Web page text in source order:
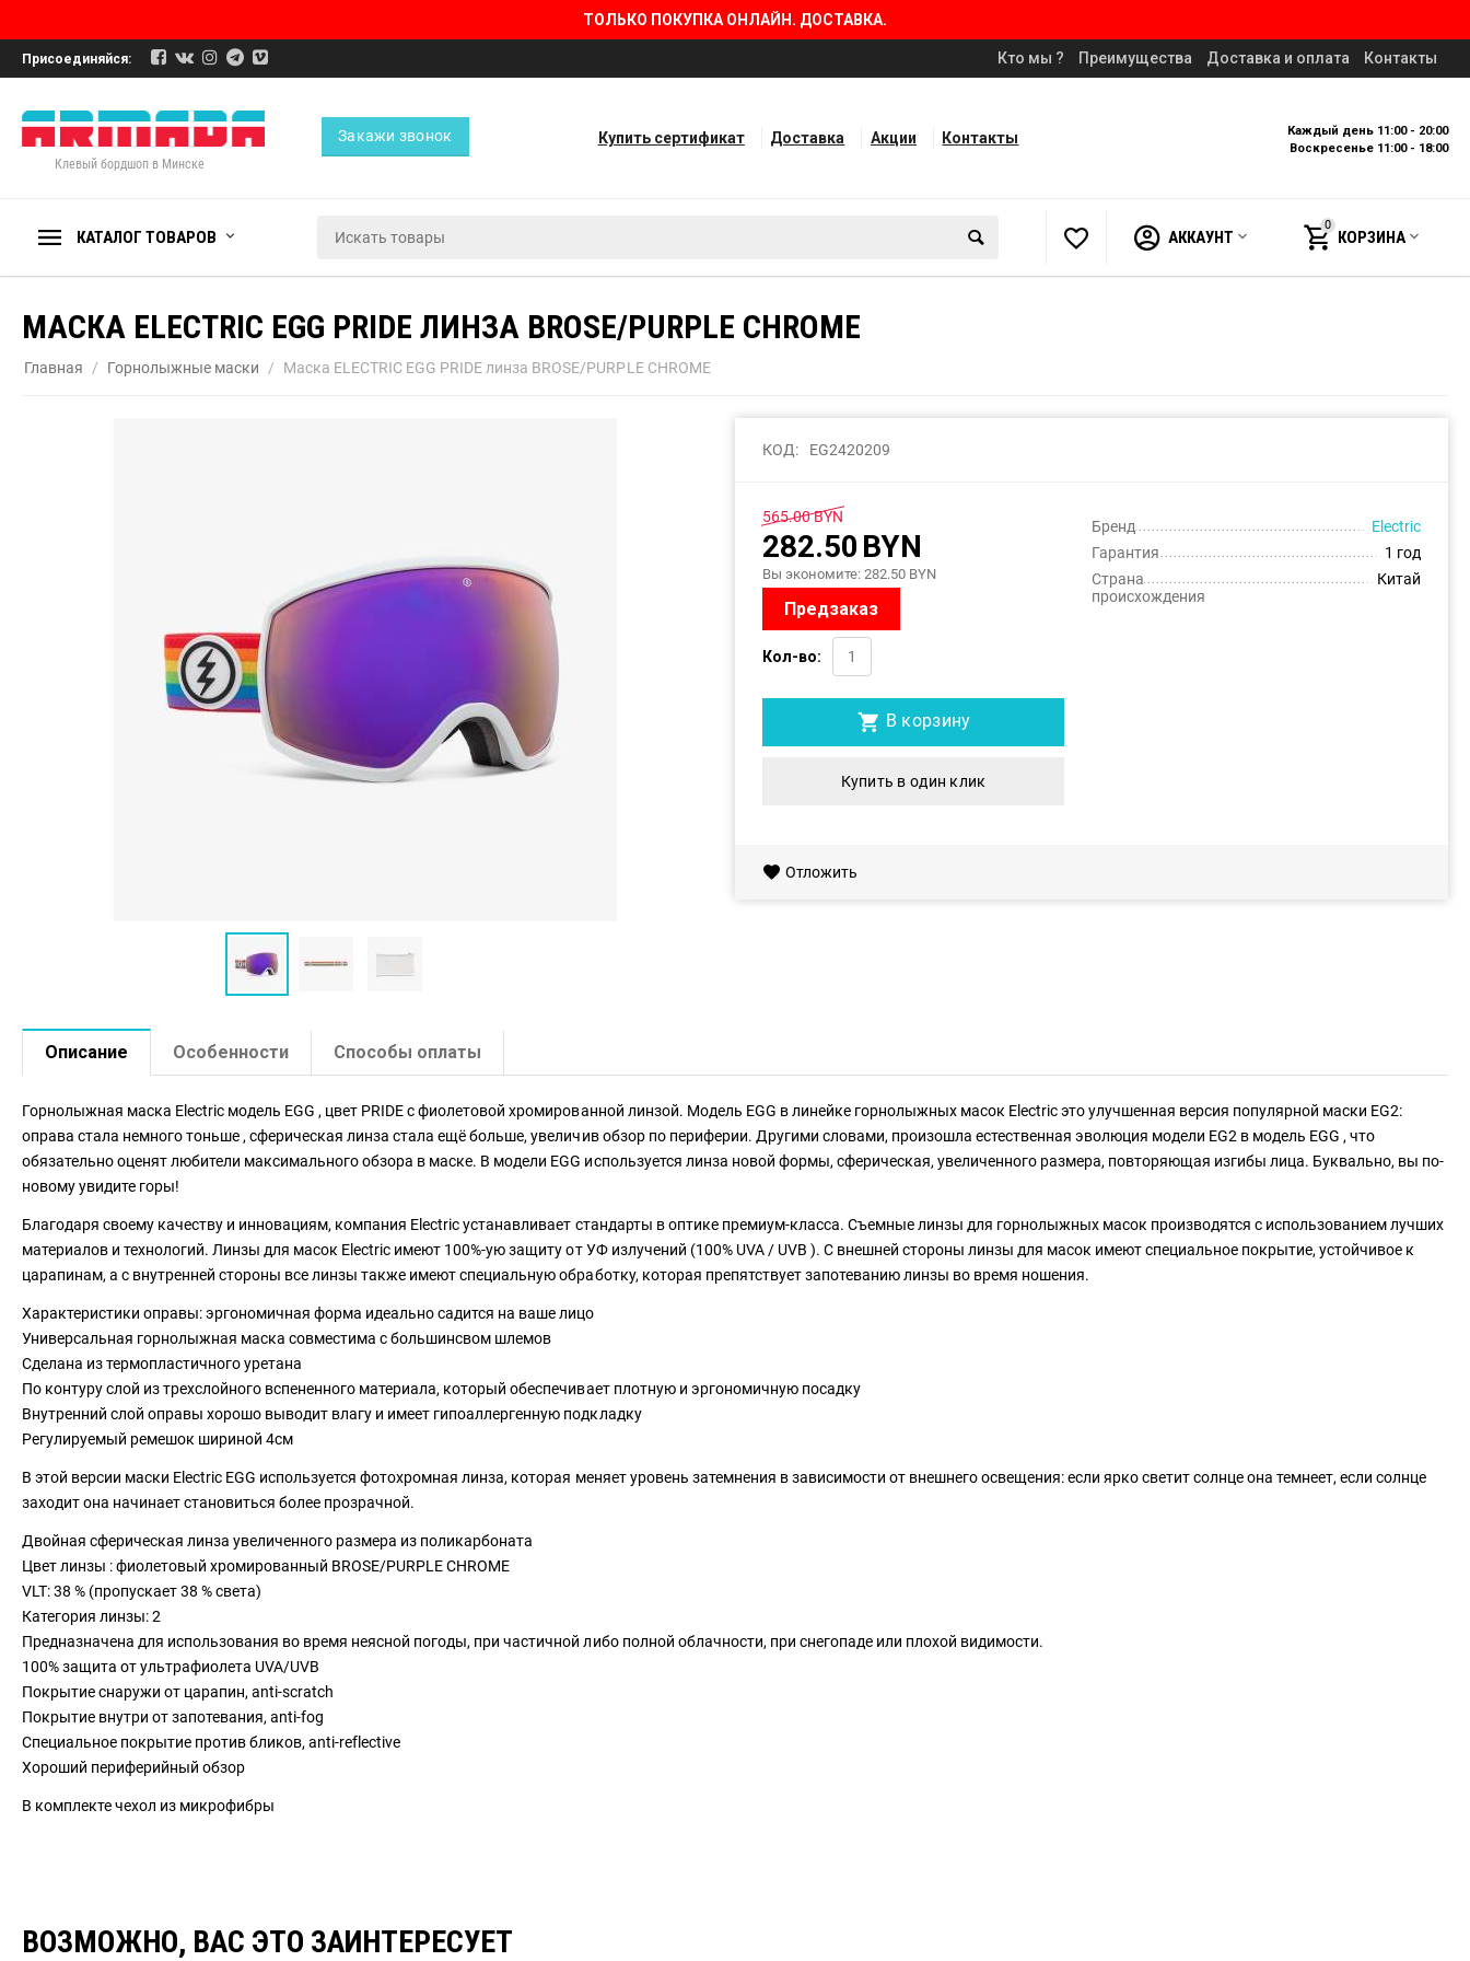
ТОЛЬКО ПОКУПКА ОНЛАЙН. ДОСТАВКА.
Присоединяйся: Кто мы ? Преимущества Доставка и оплата Контакты
Клевый бордшоп в Минске
Закажи звонок Купить сертификат Доставка Акции Контакты
Каждый день 11:00 - 20:00
Воскресенье 11:00 - 18:00
КАТАЛОГ ТОВАРОВ
0
КОРЗИНА
АККАУНТ
МАСКА ELECTRIC EGG PRIDE ЛИНЗА BROSE/PURPLE CHROME
Главная / Горнолыжные маски / Маска ELECTRIC EGG PRIDE линза BROSE/PURPLE CHROME
КОД: EG2420209
565.00BYN
282.50 BYN
Вы экономите:282.50 BYN
Предзаказ
Кол-во:
В корзину
Купить в один клик
Бренд
Electric
Гарантия
1 год
Страна
происхождения
Китай
Отложить
Описание Особенности Способы оплаты
Горнолыжная маска Electric модель EGG , цвет PRIDE с фиолетовой хромированной линзой. Модель EGG в линейке горнолыжных масок Electric это улучшенная версия популярной маски EG2:
оправа стала немного тоньше , сферическая линза стала ещё больше, увеличив обзор по периферии. Другими словами, произошла естественная эволюция модели EG2 в модель EGG , что
обязательно оценят любители максимального обзора в маске. В модели EGG используется линза новой формы, сферическая, увеличенного размера, повторяющая изгибы лица. Буквально, вы по-
новому увидите горы!
Благодаря своему качеству и инновациям, компания Electric устанавливает стандарты в оптике премиум-класса. Съемные линзы для горнолыжных масок производятся с использованием лучших
материалов и технологий. Линзы для масок Electric имеют 100%-ую защиту от УФ излучений (100% UVA / UVB ). С внешней стороны линзы для масок имеют специальное покрытие, устойчивое к
царапинам, а с внутренней стороны все линзы также имеют специальную обработку, которая препятствует запотеванию линзы во время ношения.
Характеристики оправы: эргономичная форма идеально садится на ваше лицо
Универсальная горнолыжная маска совместима с большинсвом шлемов
Сделана из термопластичного уретана
По контуру слой из трехслойного вспененного материала, который обеспечивает плотную и эргономичную посадку
Внутренний слой оправы хорошо выводит влагу и имеет гипоаллергенную подкладку
Регулируемый ремешок шириной 4см
В этой версии маски Electric EGG используется фотохромная линза, которая меняет уровень затемнения в зависимости от внешнего освещения: если ярко светит солнце она темнеет, если солнце
заходит она начинает становиться более прозрачной.
Двойная сферическая линза увеличенного размера из поликарбоната
Цвет линзы : фиолетовый хромированный BROSE/PURPLE CHROME
VLT: 38 % (пропускает 38 % света)
Категория линзы: 2
Предназначена для использования во время неясной погоды, при частичной либо полной облачности, при снегопаде или плохой видимости.
100% защита от ультрафиолета UVA/UVB
Покрытие снаружи от царапин, anti-scratch
Покрытие внутри от запотевания, anti-fog
Специальное покрытие против бликов, anti-reflective
Хороший периферийный обзор
В комплекте чехол из микрофибры
ВОЗМОЖНО, ВАС ЭТО ЗАИНТЕРЕСУЕТ